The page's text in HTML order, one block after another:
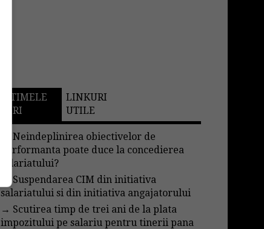
ULTIMELE
STIRI
LINKURI
UTILE
→Neindeplinirea obiectivelor de
performanta poate duce la concedierea
salariatului?
Suspendarea CIM din initiativa
salariatului si din initiativa angajatorului
→ Scutirea timp de trei ani de la plata
impozitului pe salariu pentru tinerii pana